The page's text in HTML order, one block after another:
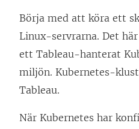
Börja med att köra ett
Linux-servrarna. Det
ett Tableau-hanterat
miljön. Kubernetes-
Tableau.
När Kubernetes har